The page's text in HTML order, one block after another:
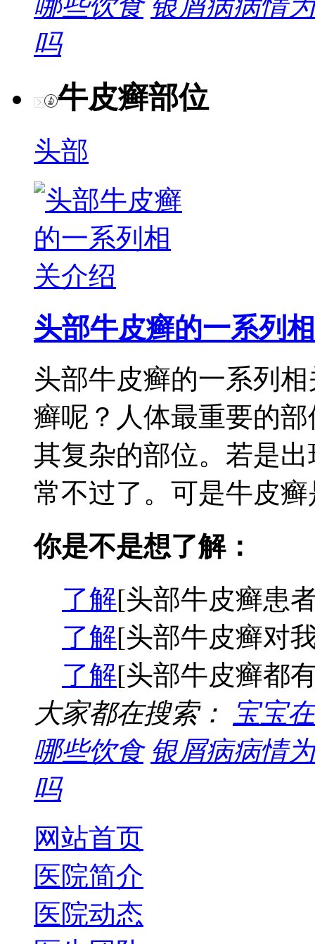
哪些饮食 银屑病病情
吗
牛皮癣部位
头部
头部牛皮癣的一系列相
头部牛皮癣的一系列
癣呢？人体最重要的
其复杂的部位。若是
常不过了。可是牛皮
你是不是想了解：
了解[头部牛皮癣患
了解[头部牛皮癣对
了解[头部牛皮癣都
大家都在搜索：
宝宝
哪些饮食 银屑病病情
吗
网站首页
医院简介
医院动态